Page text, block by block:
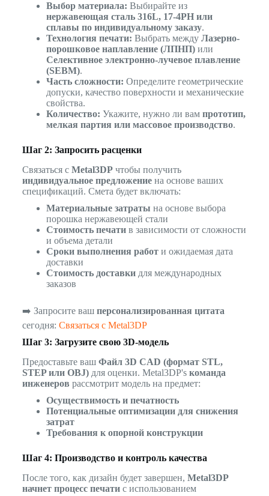
Выбор материала: Выбирайте из
нержавеющая сталь 316L, 17-4PH или
сплавы по индивидуальному заказу.
Технология печати: Выбрать между Лазерно-
порошковое наплавление (ЛПНП)или
Селективное электронно-лучевое плавление
(SEBM).
Часть сложности: Определите геометрические
допуски, качество поверхности и механические
свойства.
Количество: Укажите, нужно ли вам прототип,
мелкая партия или массовое производство.
Шаг 2: Запросить расценки
Связаться с Metal3DPчтобы получить
индивидуальное предложениена основе ваших
спецификаций. Смета будет включать:
Материальные затраты на основе выбора
порошка нержавеющей стали
Стоимость печатив зависимости от сложности
и объема детали
Сроки выполнения работи ожидаемая дата
доставки
Стоимость доставкидля международных
заказов
➡️ Запросите ваш персонализированная цитата
сегодня: Связаться с Metal3DP
Шаг 3: Загрузите свою 3D-модель
Предоставьте ваш Файл 3D CAD (формат STL,
STEP или OBJ)для оценки. Metal3DP's команда
инженеров рассмотрит модель на предмет:
Осуществимость и печатность
Потенциальные оптимизации для снижения
затрат
Требования к опорной конструкции
Шаг 4: Производство и контроль качества
После того, как дизайн будет завершен, Metal3DP
начнет процесс печатис использованием